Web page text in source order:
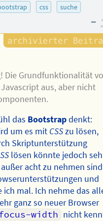
css suche
–
Die Grundfunktionalität
aus, aber nicht
das Bootstrapdenkt:
um es mit CSSzu lösen,
Skriptunterstützung
lösen könnte jedoch
acht zu nehmen sind
und
ich mal. Ich nehme das
ganz so neuer Browser
width nicht